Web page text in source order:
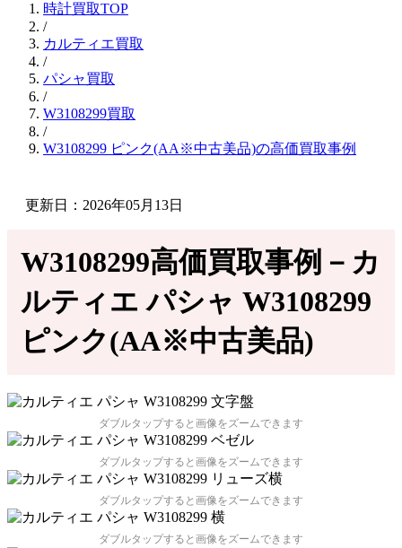
時計買取TOP
/
カルティエ買取
/
パシャ買取
/
W3108299買取
/
W3108299 ピンク(AA※中古美品)の高価買取事例
更新日：2026年05月13日
W3108299高価買取事例－カ
ルティエ パシャ W3108299
ピンク(AA※中古美品)
ダブルタップすると画像をズームできます
ダブルタップすると画像をズームできます
ダブルタップすると画像をズームできます
ダブルタップすると画像をズームできます